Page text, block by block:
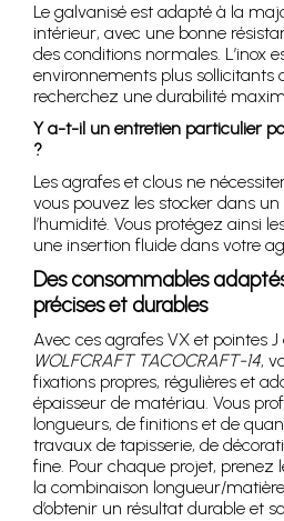
Le galvanisé est adapté à la
intérieur, avec une bonne
des conditions normales. L’inox
environnements plus sollicitants
recherchez une durabilité
Y a-t-il un entretien particulier
?
Les agrafes et clous ne
vous pouvez les stocker dans un
l’humidité. Vous protégez ainsi
une insertion fluide dans votre
Des consommables
précises et durables
Avec ces agrafes VX et pointes
WOLFCRAFT TACOCRAFT-14,
fixations propres, régulières et
épaisseur de matériau. Vous
longueurs, de finitions et de
travaux de tapisserie, de
fine. Pour chaque projet, prenez
la combinaison longueur/
d’obtenir un résultat durable et